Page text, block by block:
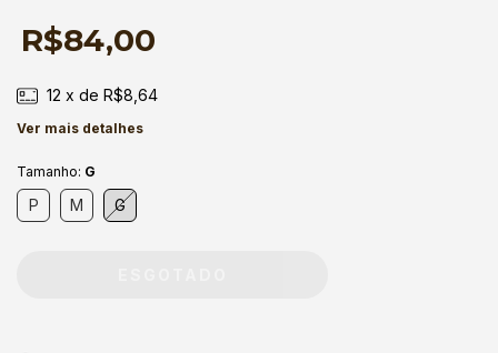
R$84,00
12 x de R$8,64
Ver mais detalhes
Tamanho: G
P M G